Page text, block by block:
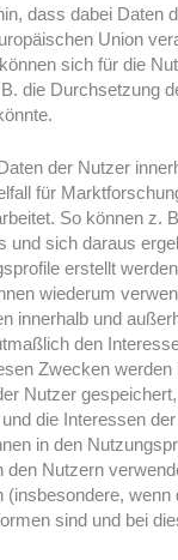
dass dabei Daten
Union
sich für die
die Durchsetzung
der Nutzer
für
So können z.
und sich daraus
erstellt
wiederum
innerhalb und
den
Zwecken
Nutzer
die Interessen
in den
den Nutzern
(insbesondere, wenn
sind und bei